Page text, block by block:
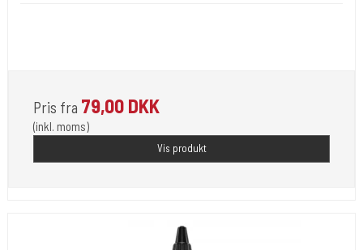
Pris fra 79,00 DKK
(inkl. moms)
Vis produkt